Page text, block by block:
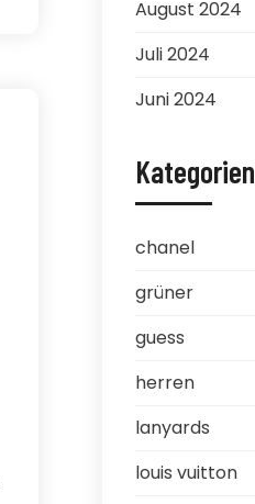
August 2024
Juli 2024
Juni 2024
Kategorien
chanel
grüner
guess
herren
lanyards
louis vuitton